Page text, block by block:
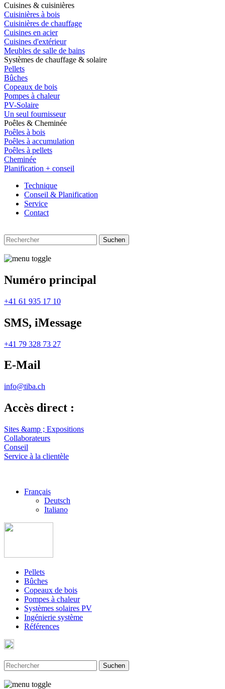
Cuisines & cuisinières
Cuisinières à bois
Cuisinières de chauffage
Cuisines en acier
Cuisines d'extérieur
Meubles de salle de bains
Systèmes de chauffage & solaire
Pellets
Bûches
Copeaux de bois
Pompes à chaleur
PV-Solaire
Un seul fournisseur
Poêles & Cheminée
Poêles à bois
Poêles à accumulation
Poêles à pellets
Cheminée
Planification + conseil
Technique
Conseil & Planification
Service
Contact
Numéro principal
+41 61 935 17 10
SMS, iMessage
+41 79 328 73 27
E-Mail
info@tiba.ch
Accès direct :
Sites &amp ; Expositions
Collaborateurs
Conseil
Service à la clientèle
Français
Deutsch
Italiano
Pellets
Bûches
Copeaux de bois
Pompes à chaleur
Systèmes solaires PV
Ingénierie système
Références